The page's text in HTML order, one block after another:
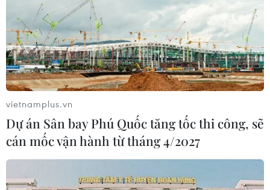
vietnamplus.vn
Dự án Sân bay Phú Quốc tăng tốc thi công, sẽ
cán mốc vận hành từ tháng 4/2027